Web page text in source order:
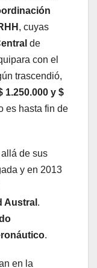
, cuyas
de
con el
trascendió,
1.250.000 y $
es hasta fin de
allá de sus
y en 2013
Austral .
.